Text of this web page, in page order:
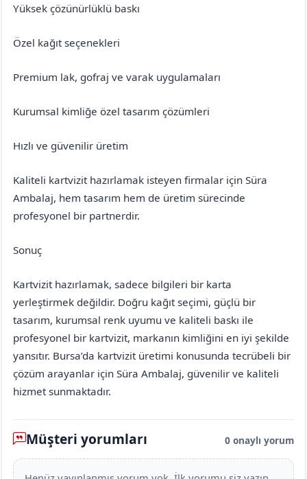
Yüksek çözünürlüklü baskı
Özel kağıt seçenekleri
Premium lak, gofraj ve varak uygulamaları
Kurumsal kimliğe özel tasarım çözümleri
Hızlı ve güvenilir üretim
Kaliteli kartvizit hazırlamak isteyen firmalar için Süra
Ambalaj, hem tasarım hem de üretim sürecinde
profesyonel bir partnerdir.
Sonuç
Kartvizit hazırlamak, sadece bilgileri bir karta
yerleştirmek değildir. Doğru kağıt seçimi, güçlü bir
tasarım, kurumsal renk uyumu ve kaliteli baskı ile
profesyonel bir kartvizit, markanın kimliğini en iyi şekilde
yansıtır. Bursa’da kartvizit üretimi konusunda tecrübeli bir
çözüm arayanlar için Süra Ambalaj, güvenilir ve kaliteli
hizmet sunmaktadır.
Müşteri yorumları 0 onaylı yorum